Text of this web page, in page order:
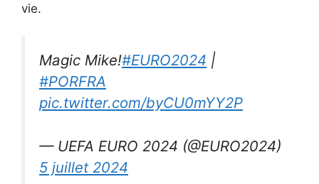
vie.
Magic Mike!#EURO2024 |
#PORFRA
pic.twitter.com/byCU0mYY2P
— UEFA EURO 2024 (@EURO2024)
5 juillet 2024